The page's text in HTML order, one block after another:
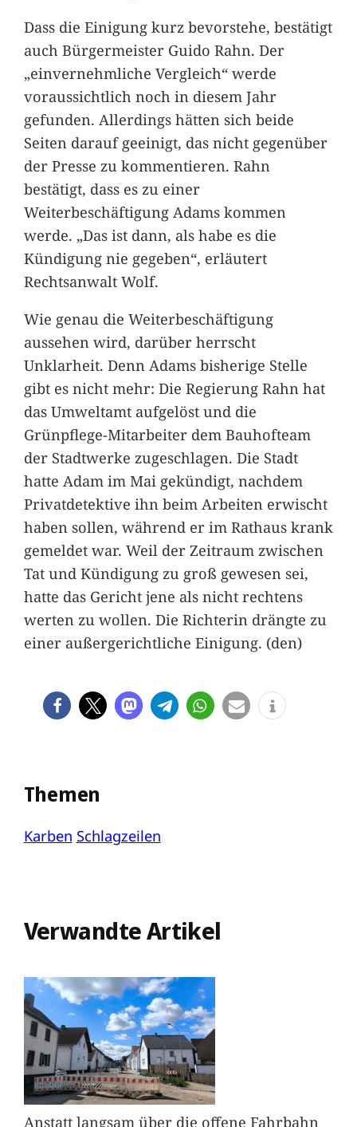
Dass die Einigung kurz bevorstehe, bestätigt
auch Bürgermeister Guido Rahn. Der
„einvernehmliche Vergleich“ werde
voraussichtlich noch in diesem Jahr
gefunden. Allerdings hätten sich beide
Seiten darauf geeinigt, das nicht gegenüber
der Presse zu kommentieren. Rahn
bestätigt, dass es zu einer
Weiterbeschäftigung Adams kommen
werde. „Das ist dann, als habe es die
Kündigung nie gegeben“, erläutert
Rechtsanwalt Wolf.
Wie genau die Weiterbeschäftigung
aussehen wird, darüber herrscht
Unklarheit. Denn Adams bisherige Stelle
gibt es nicht mehr: Die Regierung Rahn hat
das Umweltamt aufgelöst und die
Grünpflege-Mitarbeiter dem Bauhofteam
der Stadtwerke zugeschlagen. Die Stadt
hatte Adam im Mai gekündigt, nachdem
Privatdetektive ihn beim Arbeiten erwischt
haben sollen, während er im Rathaus krank
gemeldet war. Weil der Zeitraum zwischen
Tat und Kündigung zu groß gewesen sei,
hatte das Gericht jene als nicht rechtens
werten zu wollen. Die Richterin drängte zu
einer außergerichtliche Einigung. (den)
Themen
Karben Schlagzeilen
Verwandte Artikel
Anstatt langsam über die offene Fahrbahn